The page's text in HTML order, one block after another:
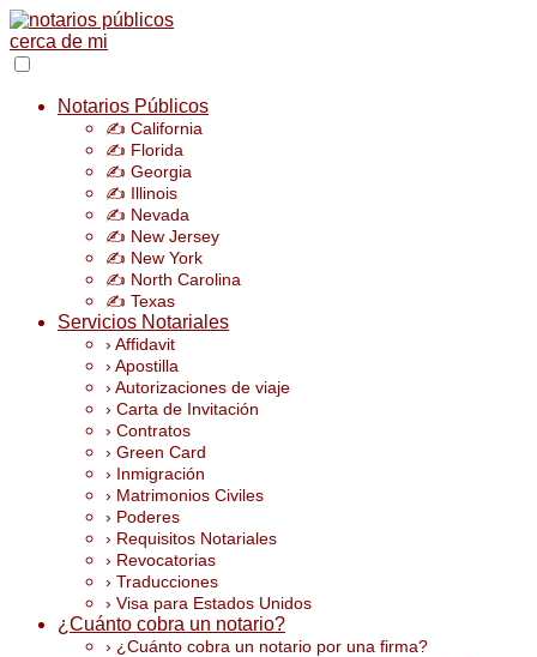
Notarios Públicos
✍️ California
✍️ Florida
✍️ Georgia
✍️ Illinois
✍️ Nevada
✍️ New Jersey
✍️ New York
✍️ North Carolina
✍️ Texas
Servicios Notariales
› Affidavit
› Apostilla
› Autorizaciones de viaje
› Carta de Invitación
› Contratos
› Green Card
› Inmigración
› Matrimonios Civiles
› Poderes
› Requisitos Notariales
› Revocatorias
› Traducciones
› Visa para Estados Unidos
¿Cuánto cobra un notario?
› ¿Cuánto cobra un notario por una firma?